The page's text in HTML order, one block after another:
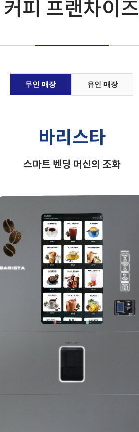
커피 프랜차이즈
무인 매장 유인 매장
바리스타
스마트 벤딩 머신의 조화